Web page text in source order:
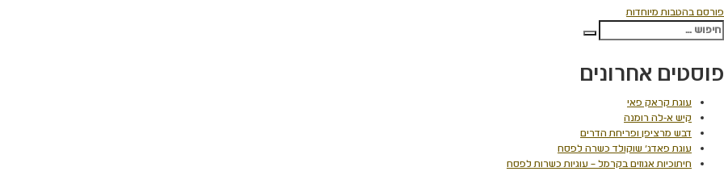
ניווט
פורסם בהטבות מיוחדות
חפש:
חיפוש
פוסטים אחרונים
עוגת קראק פאי
קיש א-לה רומנה
דבש מרציפן ופריחת הדרים
עוגת פאדג' שוקולד כשרה לפסח
חיתוכיות אגוזים בקרמל – עוגיות כשרות לפסח